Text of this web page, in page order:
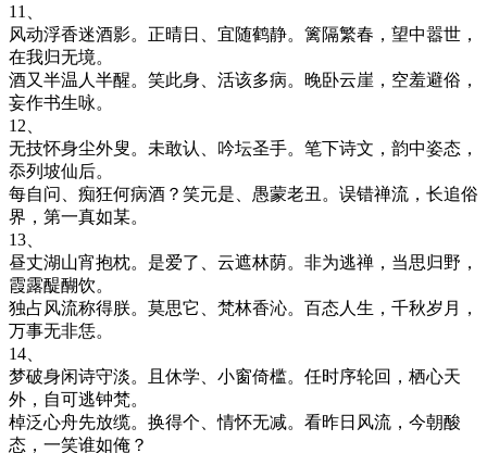
11、
风动浮香迷酒影。正晴日、宜随鹤静。篱隔繁春，望中嚣世，
在我归无境。
酒又半温人半醒。笑此身、活该多病。晚卧云崖，空羞避俗，
妄作书生咏。
12、
无技怀身尘外叟。未敢认、吟坛圣手。笔下诗文，韵中姿态，
忝列坡仙后。
每自问、痴狂何病酒？笑元是、愚蒙老丑。误错禅流，长追俗
界，第一真如某。
13、
昼丈湖山宵抱枕。是爱了、云遮林荫。非为逃禅，当思归野，
霞露醍醐饮。
独占风流称得朕。莫思它、梵林香沁。百态人生，千秋岁月，
万事无非恁。
14、
梦破身闲诗守淡。且休学、小窗倚槛。任时序轮回，栖心天
外，自可逃钟梵。
棹泛心舟先放缆。换得个、情怀无减。看昨日风流，今朝酸
态，一笑谁如俺？